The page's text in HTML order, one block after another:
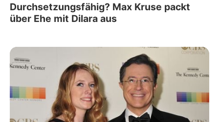
Durchsetzungsfähig? Max Kruse packt
über Ehe mit Dilara aus